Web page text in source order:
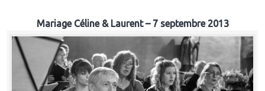
Mariage Céline & Laurent – 7 septembre 2013